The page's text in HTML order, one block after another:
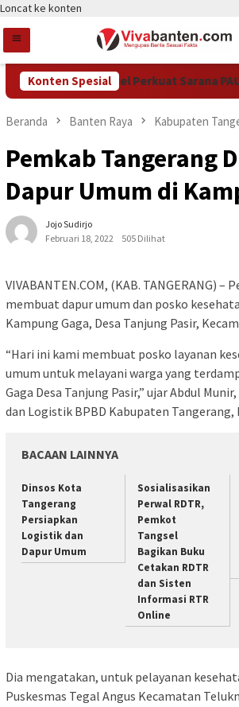
Loncat ke konten
Konten Spesial
Pemkot Tangsel Perkuat Sarana
Beranda Banten Raya Kabupaten
Pemkab Tangerang
Dapur Umum di
Jojo Sudirjo
Februari 18, 2022
505 Dilihat
VIVABANTEN.COM, (KAB. TANGERANG) –
membuat dapur umum dan posko
Kampung Gaga, Desa Tanjung Pasir,
“Hari ini kami membuat posko layanan
umum untuk melayani warga yang
Gaga Desa Tanjung Pasir,” ujar Abdul
dan Logistik BPBD Kabupaten Tangerang,
BACAAN LAINNYA
Dinsos Kota
Tangerang
Persiapkan
Logistik dan
Dapur Umum
Sosialisasikan
Perwal RDTR,
Pemkot
Tangsel
Bagikan Buku
Cetakan RDTR
dan Sisten
Informasi RTR
Online
Dia mengatakan, untuk pelayanan
Puskesmas Tegal Angus Kecamatan